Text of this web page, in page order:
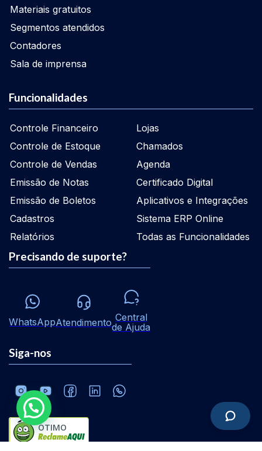
Materiais gratuitos
Segmentos atendidos
Contadores
Sala de imprensa
Funcionalidades
Controle Financeiro
Controle de Estoque
Controle de Vendas
Emissão de Notas
Emissão de Boletos
Cadastros
Relatórios
Lojas
Chamados
Agenda
Certificado Digital
Aplicativos e Integrações
Sistema ERP Online
Todas as Funcionalidades
Precisando de suporte?
WhatsAppAtendimento Central
de Ajuda
Siga-nos
ÓTIMO